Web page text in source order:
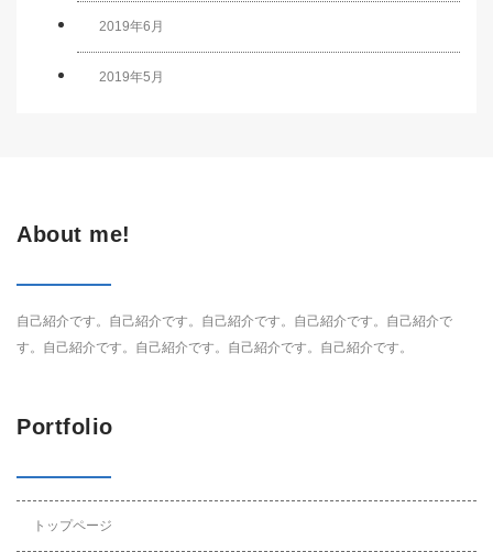
2019年6月
2019年5月
About me!
自己紹介です。自己紹介です。自己紹介です。自己紹介です。自己紹介で
す。自己紹介です。自己紹介です。自己紹介です。自己紹介です。
Portfolio
トップページ